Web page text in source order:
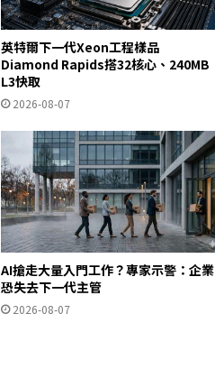
英特爾下一代Xeon工程樣品
Diamond Rapids搭32核心、240MB
L3快取
2026-08-07
AI搶走大量入門工作？專家示警：企業
恐失去下一代主管
2026-08-07